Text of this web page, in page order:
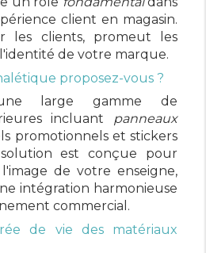
client en magasin.
les clients, promeut les
de votre marque.
proposez-vous ?
large gamme de
incluant panneaux
promotionnels et stickers
est conçue pour
de votre enseigne,
intégration harmonieuse
commercial.
de vie des matériaux